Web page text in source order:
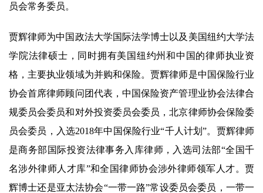
员会常务委员。
贾辉律师为中国政法大学国际法学博士以及美国纽约大学法
学院法律硕士，同时拥有美国纽约州和中国的律师执业资
格，主要执业领域为并购和保险。贾辉律师是中国保险行业
协会首席律师顾问团代表，中国保险资产管理业协会法律合
规委员会委员和对外投资委员会委员，北京律师协会保险委
员会委员，入选2018年中国保险行业“千人计划”。贾辉律师
是商务部国际投资法律事务入库律师，入选司法部“全国千
名涉外律师人才库”和全国律师协会涉外律师领军人才。贾
辉博士还是亚太法协会“一带一路”常设委员会委员，一带一